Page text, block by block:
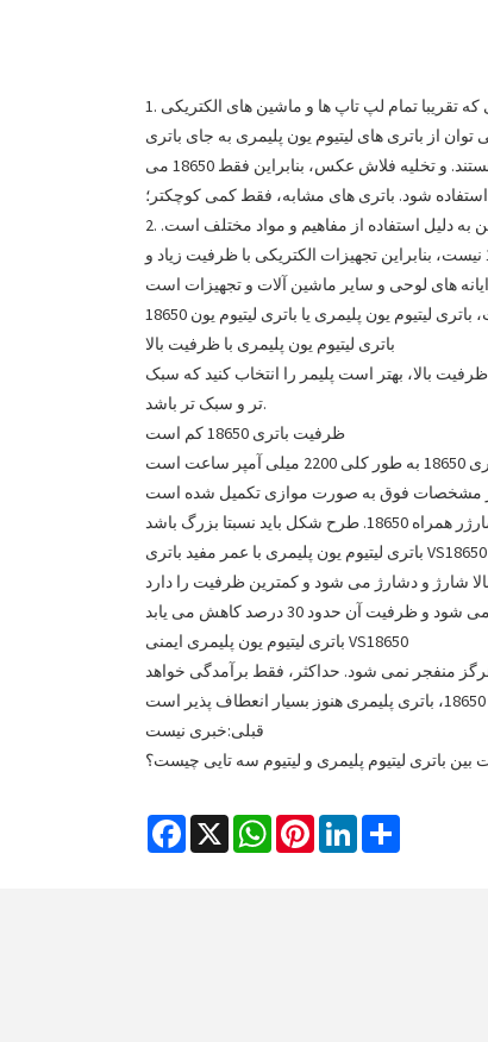
1. باتری 18650 استوانه ای است که داخل آن مایع شفاف است. این به دلیل مفهوم باتری و مواد است. 18650 برای جریان بالا مناسب است، به طوری که تقریبا تمام لپ تاپ ها و ماشین های الکتریکی
می توان از باتری های لیتیوم یون پلیمری به جای باتری
های 18650 استفاده کرد، مخصوصاً برای رایانه های لوحی و غیره. دوربین های دیجیتال به دلیل ولتاژ زیاد و جریان بالای آنی مورد نیاز برای شارژ هستند. و تخلیه فلاش عکس، بنابراین فقط 18650 می
استفاده شود. باتری های مشابه، فقط کمی کوچکتر؛
2. مزایای باتری های لیتیوم یون پلیمری این است که اندازه کوچک و ظرفیت بزرگ دارند. عیب این است که طول عمر آنها کوتاهتر از 18650 است. این به دلیل استفاده از مفاهیم و مواد مختلف است.
برخی دارای مایع شفاف در داخل هستند و برخی محلول خشک یا کلوئیدی هستند. و عملکرد تخلیه جریان بالا به خوبی باتری های استوانه ای 18650 نیست، بنابراین تجهیزات الکتریکی با ظرفیت زیاد و
لیتیوم یون پلیمری یا باتری لیتیوم یون 18650
باتری لیتیوم یون پلیمری با ظرفیت بالا
موارد فوق. هنگام خرید شارژر موبایل با ظرفیت بالا، بهتر است پلیمر را انتخاب کنید که سبک
تر و سبک تر باشد.
ظرفیت باتری 18650 کم است
باتری لیتیوم یون پلیمری با عمر مفید باتری VS18650
باتری لیتیوم یون پلیمری ایمنی VS18650
منفجر نمی شود. حداکثر، فقط برآمدگی خواهد
قبلی:خبری نیست
بین باتری لیتیوم پلیمری و لیتیوم سه تایی چیست؟
Facebook
X WhatsAppPinterestLinkedIn